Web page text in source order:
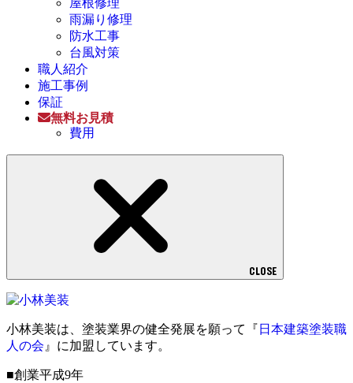
雨漏り修理
防水工事
台風対策
職人紹介
施工事例
保証
無料お見積
費用
CLOSE
小林美装は、塗装業界の健全発展を願って『 日本建築塗装職
人の会 』に加盟しています。
■創業平成9年